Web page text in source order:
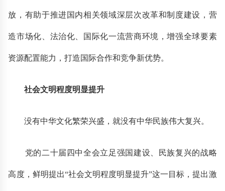
放，有助于推进国内相关领域深层次改革和制度建设，营
造市场化、法治化、国际化一流营商环境，增强全球要素
资源配置能力，打造国际合作和竞争新优势。
社会文明程度明显提升
没有中华文化繁荣兴盛，就没有中华民族伟大复兴。
党的二十届四中全会立足强国建设、民族复兴的战略
高度，鲜明提出“社会文明程度明显提升”这一目标，提出激